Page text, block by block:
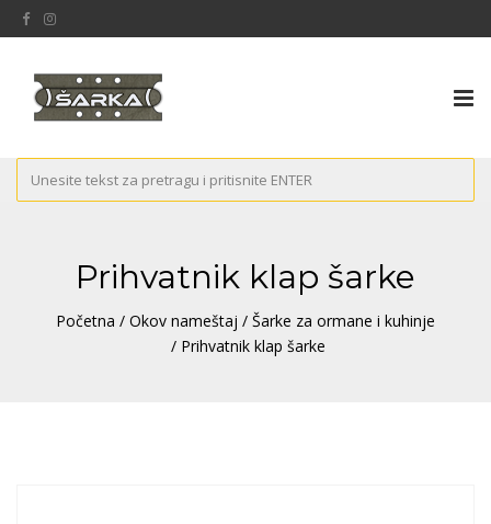
Prihvatnik klap šarke
Početna / Okov nameštaj / Šarke za ormane i kuhinje
/ Prihvatnik klap šarke